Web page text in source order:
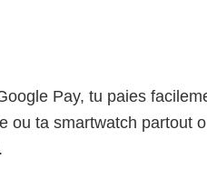
Pay, tu paies
ou ta smartwatch partout